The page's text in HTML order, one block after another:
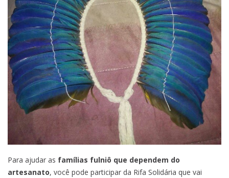
Para ajudar as famílias fulniô que dependem do
artesanato, você pode participar da Rifa Solidária que vai